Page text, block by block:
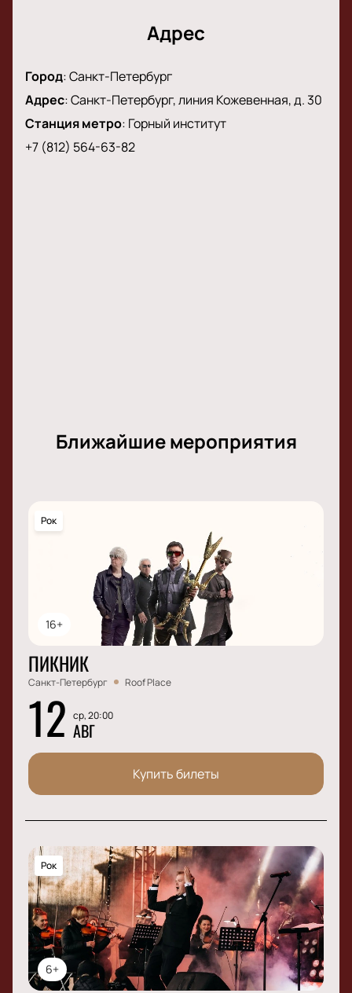
Адрес
Город:Санкт-Петербург
Адрес:Санкт-Петербург, линия Кожевенная, д. 30
Станция метро: Горный институт
+7 (812) 564-63-82
Ближайшие мероприятия
16+
Рок
ПИКНИК
Санкт-Петербург Roof Place
12 ср, 20:00
АВГ
Купить билеты
6+
Рок